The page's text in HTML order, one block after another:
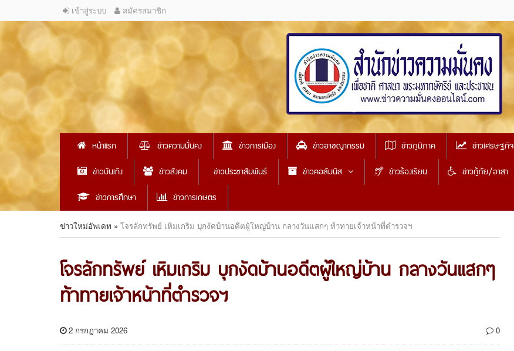
เข้าสู่ระบบ สมัครสมาชิก
หน้าแรก ข่าวความมั่นคง ข่าวการเมือง ข่าวอาชญากรรม ข่าวภูมิภาค ข่าวเศรษฐกิจ
ข่าวบันเทิง
ข่าวสังคม ข่าวประชาสัมพันธ์ ข่าวคอลัมนิส ข่าวร้องเรียน ข่าวกู้ภัย/อาสา
ข่าวการศึกษา
ข่าวการเกษตร
ข่าวใหม่อัพเดท » โจรลักทรัพย์ เหิมเกริม บุกงัดบ้านอดีตผู้ใหญ่บ้าน กลางวันแสกๆ ท้าทายเจ้าหน้าที่ตำรวจฯ
โจรลักทรัพย์ เหิมเกริม บุกงัดบ้านอดีตผู้ใหญ่บ้าน กลางวันแสกๆ
ท้าทายเจ้าหน้าที่ตำรวจฯ
2 กรกฎาคม 2026 0